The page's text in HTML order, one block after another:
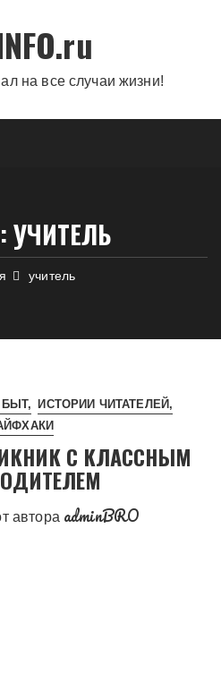
на все случаи жизни!
УЧИТЕЛЬ
учитель
ИСТОРИИ ЧИТАТЕЛЕЙ
С КЛАССНЫМ
автора adminBRO